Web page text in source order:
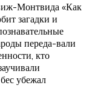
Монтвида «Как
загадки и
переда-вали
кто
убежал